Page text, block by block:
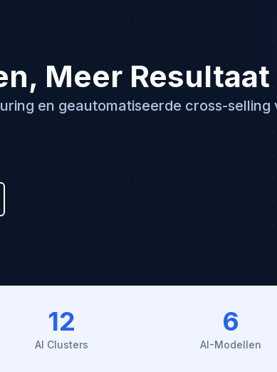
Meer Resultaat
en geautomatiseerde cross-
12
AI Clusters
6
AI-Modellen